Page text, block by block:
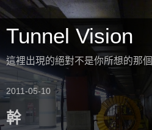
Tunnel Vision
這裡出現的絕對不是你所想的那
2011-05-10
幹